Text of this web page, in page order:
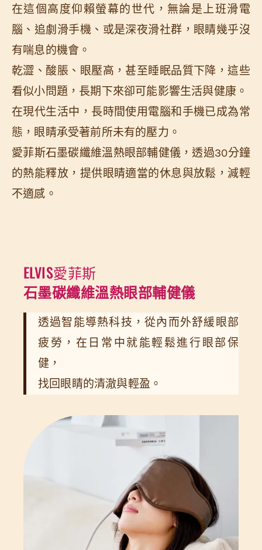
在這個高度仰賴螢幕的世代，無論是上班滑電
腦、追劇滑手機、或是深夜滑社群，眼睛幾乎沒
有喘息的機會。
乾澀、酸脹、眼壓高，甚至睡眠品質下降，這些
看似小問題，長期下來卻可能影響生活與健康。
在現代生活中，長時間使用電腦和手機已成為常
態，眼睛承受著前所未有的壓力。
愛菲斯石墨碳纖維溫熱眼部輔健儀，透過30分鐘
的熱能釋放，提供眼睛適當的休息與放鬆，減輕
不適感。
ELVIS愛菲斯
石墨碳纖維溫熱眼部輔健儀
透過智能導熱科技，從內而外舒緩眼部
疲勞，在日常中就能輕鬆進行眼部保
健，
找回眼睛的清澈與輕盈。